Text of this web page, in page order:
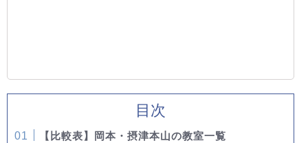
目次
【比較表】岡本・摂津本山の教室一覧